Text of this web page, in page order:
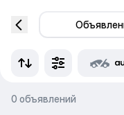
0 объявлений